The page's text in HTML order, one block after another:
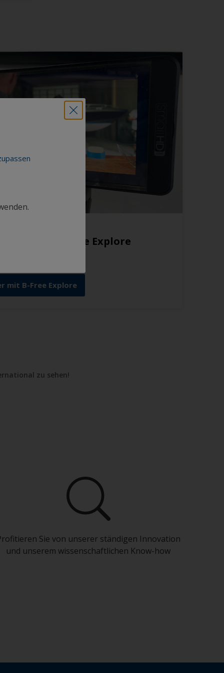
mit B-Free Explore
mit B-Free Explore
zu sehen!
Sie von unserer ständigen Innovation
und unserem wissenschaftlichen Know-how